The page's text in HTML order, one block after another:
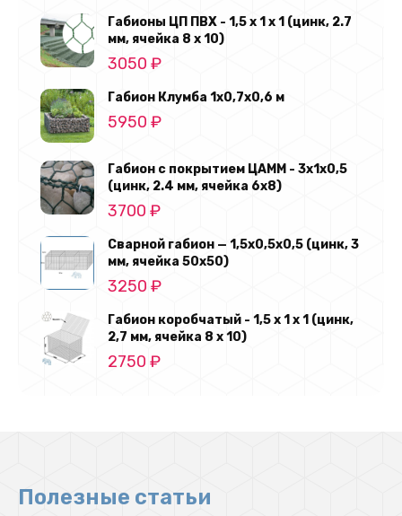
Габионы ЦП ПВХ - 1,5 х 1 х 1 (цинк, 2.7
мм, ячейка 8 х 10)
3050 ₽
Габион Клумба 1х0,7х0,6 м
5950 ₽
Габион с покрытием ЦАММ - 3х1х0,5
(цинк, 2.4 мм, ячейка 6х8)
3700 ₽
Сварной габион — 1,5х0,5х0,5 (цинк, 3
мм, ячейка 50х50)
3250 ₽
Габион коробчатый - 1,5 х 1 х 1 (цинк,
2,7 мм, ячейка 8 х 10)
2750 ₽
Полезные статьи